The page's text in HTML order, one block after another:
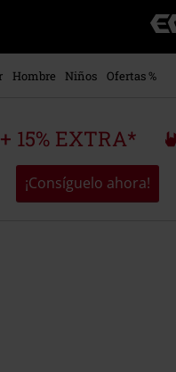
Hombre Niños Ofertas %
15% EXTRA*
¡Consíguelo ahora!